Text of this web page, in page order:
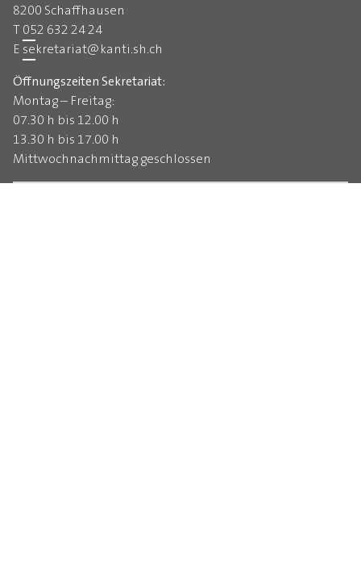
8200 Schaffhausen
T052 632 24 24
E sekretariat@kanti.sh.ch
Öffnungszeiten Sekretariat:
Montag – Freitag:
07.30 h bis 12.00 h
13.30 h bis 17.00 h
Mittwochnachmittag geschlossen